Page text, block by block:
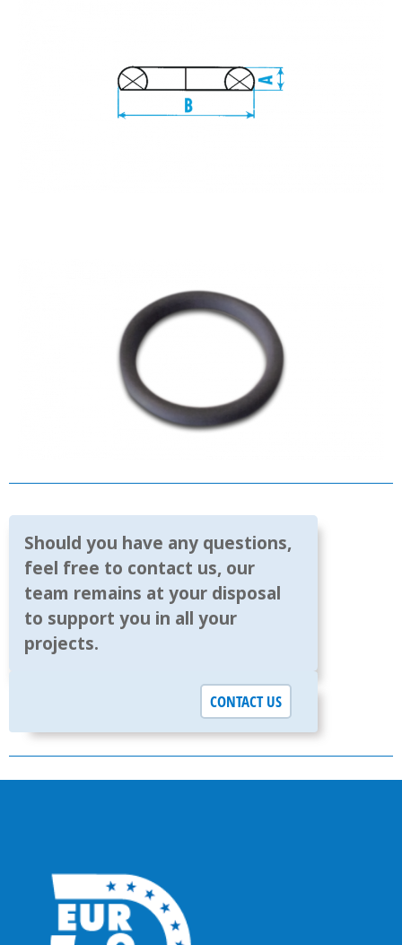
Should you have any questions,
feel free to contact us, our
team remains at your disposal
to support you in all your
projects.
CONTACT US